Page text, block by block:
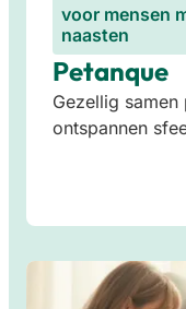
voor mensen
naasten
Petanque
Gezellig samen
ontspannen